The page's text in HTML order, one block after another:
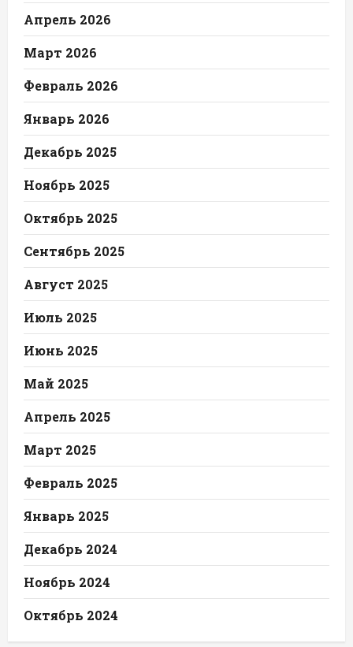
Апрель 2026
Март 2026
Февраль 2026
Январь 2026
Декабрь 2025
Ноябрь 2025
Октябрь 2025
Сентябрь 2025
Август 2025
Июль 2025
Июнь 2025
Май 2025
Апрель 2025
Март 2025
Февраль 2025
Январь 2025
Декабрь 2024
Ноябрь 2024
Октябрь 2024